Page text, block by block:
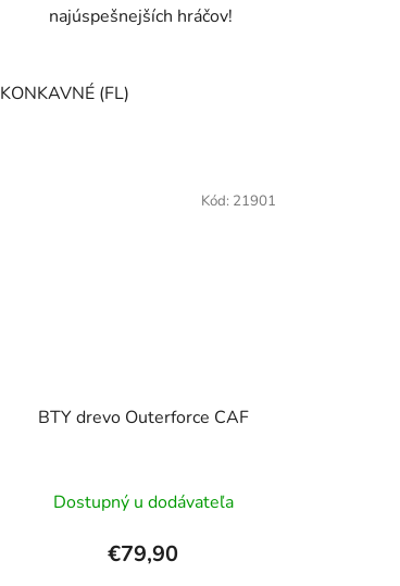
najúspešnejších hráčov!
KONKAVNÉ (FL)
BTY drevo Outerforce CAF
Dostupný u dodávateľa
€79,90
Kód: 21901